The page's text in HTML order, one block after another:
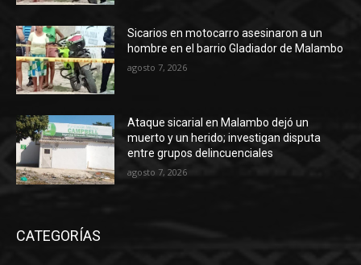
Sicarios en motocarro asesinaron a un
hombre en el barrio Gladiador de Malambo
agosto 7, 2026
Ataque sicarial en Malambo dejó un
muerto y un herido; investigan disputa
entre grupos delincuenciales
agosto 7, 2026
CATEGORÍAS